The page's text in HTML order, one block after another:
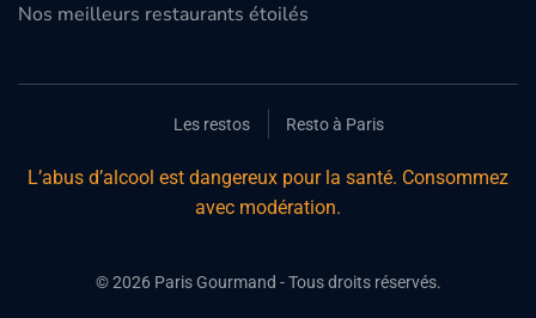
Nos meilleurs restaurants étoilés
Les restos Resto à Paris
L’abus d’alcool est dangereux pour la santé. Consommez
avec modération.
©2026Paris Gourmand - Tous droits réservés.